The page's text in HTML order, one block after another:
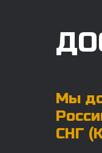
Мы
СНГ